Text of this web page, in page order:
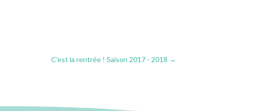
C'est la rentrée ! Saison 2017 - 2018 →